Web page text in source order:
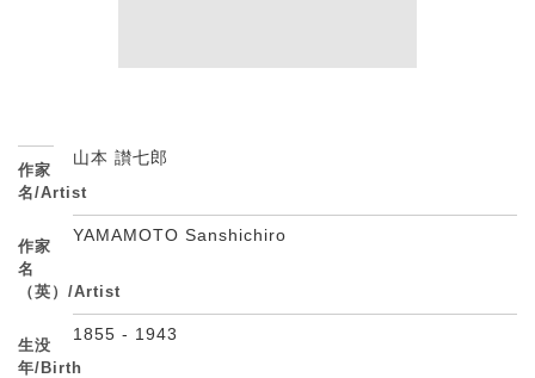
作家
名/Artist
山本 讃七郎
作家
名
（英）/Artist
YAMAMOTO Sanshichiro
生没
年/Birth
1855 - 1943